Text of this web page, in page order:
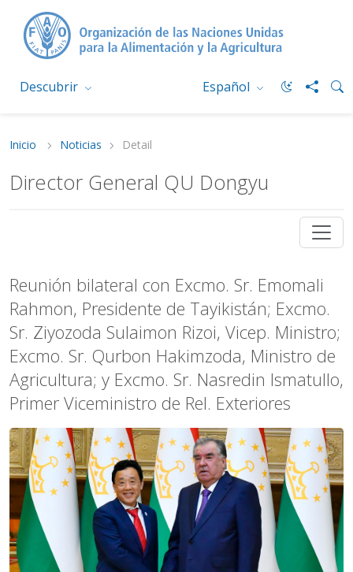
Descubrir Español
Inicio Noticias Detail
Director General QU Dongyu
Reunión bilateral con Excmo. Sr. Emomali
Rahmon, Presidente de Tayikistán; Excmo.
Sr. Ziyozoda Sulaimon Rizoi, Vicep. Ministro;
Excmo. Sr. Qurbon Hakimzoda, Ministro de
Agricultura; y Excmo. Sr. Nasredin Ismatullo,
Primer Viceministro de Rel. Exteriores